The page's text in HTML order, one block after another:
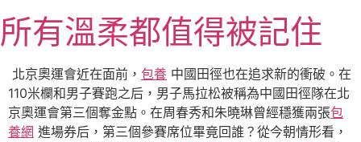
至
主
內
容
所有溫柔都值得被記住
北京奧運會近在面前， 包養 中國田徑也在追求新的衝破。在
110米欄和男子賽跑之后，男子馬拉松被稱為中國田徑隊在北
京奧運會第三個奪金點。在周春秀和朱曉琳曾經穩獲兩張包
養網 進場券后，第三個參賽席位畢竟回誰？從今朝情形看，